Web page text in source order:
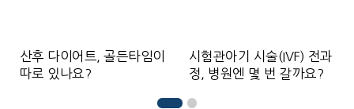
산후 다이어트, 골든타임이
따로 있나요?
시험관아기 시술(IVF) 전과
정, 병원엔 몇 번 갈까요?